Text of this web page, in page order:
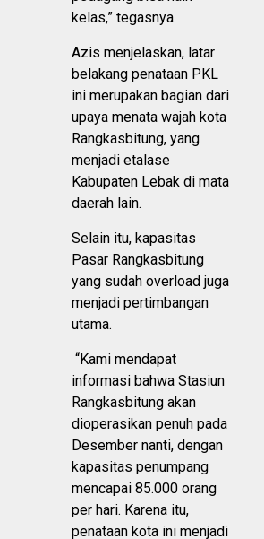
kelas,” tegasnya.
Azis menjelaskan, latar
belakang penataan PKL
ini merupakan bagian dari
upaya menata wajah kota
Rangkasbitung, yang
menjadi etalase
Kabupaten Lebak di mata
daerah lain.
Selain itu, kapasitas
Pasar Rangkasbitung
yang sudah overload juga
menjadi pertimbangan
utama.
“Kami mendapat
informasi bahwa Stasiun
Rangkasbitung akan
dioperasikan penuh pada
Desember nanti, dengan
kapasitas penumpang
mencapai 85.000 orang
per hari. Karena itu,
penataan kota ini menjadi